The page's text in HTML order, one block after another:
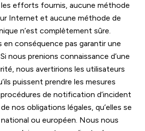
efforts fournis, aucune méthode
Internet et aucune méthode de
n’est complètement sûre.
en conséquence pas garantir une
nous prenions connaissance d’une
nous avertirions les utilisateurs
puissent prendre les mesures
de notification d’incident
nos obligations légales, qu’elles se
ou européen. Nous nous